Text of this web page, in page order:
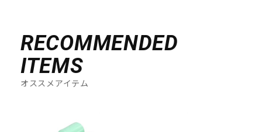
RECOMMENDED
ITEMS
オススメアイテム